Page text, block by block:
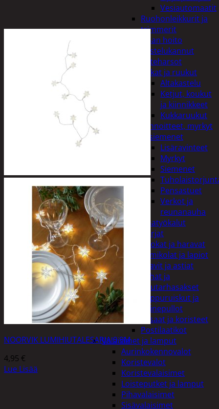
Vesiautomaatit
Ruohonleikkurit ja
trimmerit
Puutarhan hoito
Kastelukannut
Kateharsot
Kukat ja ruukut
Altakastelu
Ketjut, koukut
ja kiinnikkeet
Kukkaruukut
Lannoitteet, myrkyt
ja siemenet
Lisäravinteet
Myrkyt
Siemenet
Pensastuet
Verkot ja
reunanauha
Puutarhatyökalut
Harjat
Kuokat ja haravat
Lumikolat ja lapiot
Saavit ja astiat
Sahat ja
puutarhasakset
Reppuruiskut ja
painepullot
Pihapatsaat ja koristeet
Postilaatikot
Valaisimet ja lamput
Aurinkokennovalot
Koristevalot
Koristevalaisimet
Loisteputket ja lamput
Pihavalaisimet
Sisävalaisimet
NOORVIK LUMIHIUTALESARJA 0,9M
4,95 €
Lue Lisää